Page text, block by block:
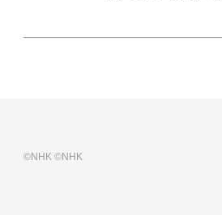
©NHK©NHK